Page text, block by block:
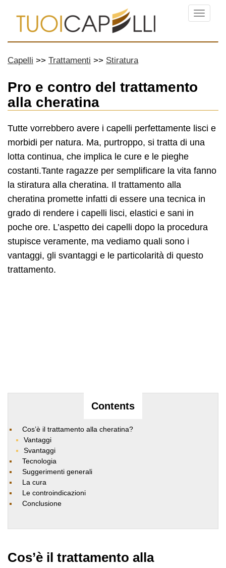
Menu
Capelli Trattamenti Stiratura
Pro e contro del trattamento
alla cheratina
Tutte vorrebbero avere i capelli perfettamente lisci e
morbidi per natura. Ma, purtroppo, si tratta di una
lotta continua, che implica le cure e le pieghe
costanti.Tante ragazze per semplificare la vita fanno
la stiratura alla cheratina. Il trattamento alla
cheratina promette infatti di essere una tecnica in
grado di rendere i capelli lisci, elastici e sani in
poche ore. L’aspetto dei capelli dopo la procedura
stupisce veramente, ma vediamo quali sono i
vantaggi, gli svantaggi e le particolarità di questo
trattamento.
Contents
Cos’è il trattamento alla cheratina?
Vantaggi
Svantaggi
Tecnologia
Suggerimenti generali
La cura
Le controindicazioni
Conclusione
Cos’è il trattamento alla